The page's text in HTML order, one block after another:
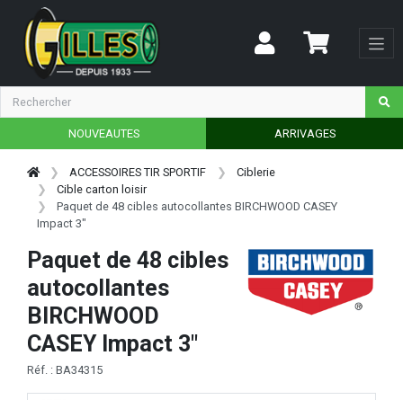
NOUVEAUTES ARRIVAGES
ACCESSOIRES TIR SPORTIF
Ciblerie
Cible carton loisir
Paquet de 48 cibles autocollantes BIRCHWOOD CASEY
Impact 3"
Paquet de 48 cibles
autocollantes
BIRCHWOOD
CASEY Impact 3"
Réf. : BA34315